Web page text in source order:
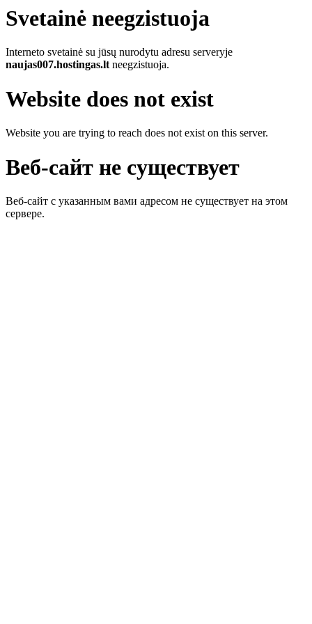
Svetainė neegzistuoja
Interneto svetainė su jūsų nurodytu adresu serveryje
naujas007.hostingas.ltneegzistuoja.
Website does not exist
Website you are trying to reach does not exist on this server.
Веб-сайт не существует
Веб-сайт с указанным вами адресом не существует на этом
сервере.